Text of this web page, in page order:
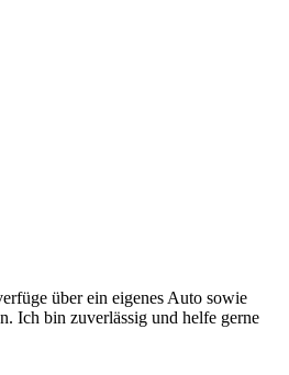
über ein eigenes Auto sowie
Ich bin zuverlässig und helfe gerne